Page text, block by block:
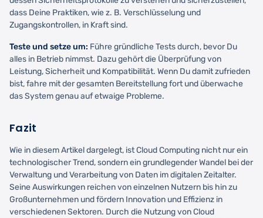
dass Deine Praktiken, wie z. B. Verschlüsselung und
Zugangskontrollen, in Kraft sind.
Teste und setze um: Führe gründliche Tests durch, bevor Du
alles in Betrieb nimmst. Dazu gehört die Überprüfung von
Leistung, Sicherheit und Kompatibilität. Wenn Du damit zufrieden
bist, fahre mit der gesamten Bereitstellung fort und überwache
das System genau auf etwaige Probleme.
Fazit
Wie in diesem Artikel dargelegt, ist Cloud Computing nicht nur ein
technologischer Trend, sondern ein grundlegender Wandel bei der
Verwaltung und Verarbeitung von Daten im digitalen Zeitalter.
Seine Auswirkungen reichen von einzelnen Nutzern bis hin zu
Großunternehmen und fördern Innovation und Effizienz in
verschiedenen Sektoren. Durch die Nutzung von Cloud